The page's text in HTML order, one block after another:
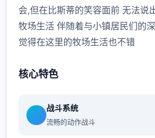
会,但在比斯蒂的笑容面前 无法说
牧场生活 伴随着与小镇居民们的
觉得在这里的牧场生活也不错
核心特色
战斗系统
流畅的动作战斗